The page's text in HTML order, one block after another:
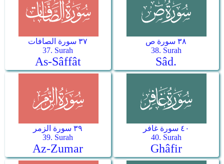
٣٧ سورة الصافات
37. Surah
As-Sâffât
٣٨ سورة ص
38. Surah
Sâd.
٣٩ سورة الزمر
39. Surah
Az-Zumar
٤٠ سورة غافر
40. Surah
Ghâfir